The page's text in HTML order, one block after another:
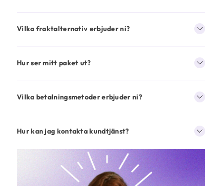
Vilka fraktalternativ erbjuder ni?
Hur ser mitt paket ut?
Vilka betalningsmetoder erbjuder ni?
Hur kan jag kontakta kundtjänst?